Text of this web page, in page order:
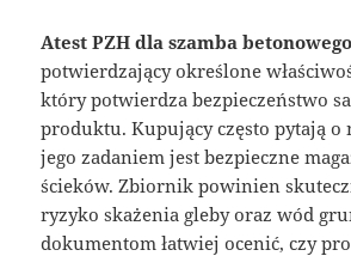
Atest PZH dla szamba betonowego
potwierdzający określone
który potwierdza bezpieczeństwo
produktu. Kupujący często pytają o
jego zadaniem jest bezpieczne
ścieków. Zbiornik powinien
ryzyko skażenia gleby oraz wód
dokumentom łatwiej ocenić, czy